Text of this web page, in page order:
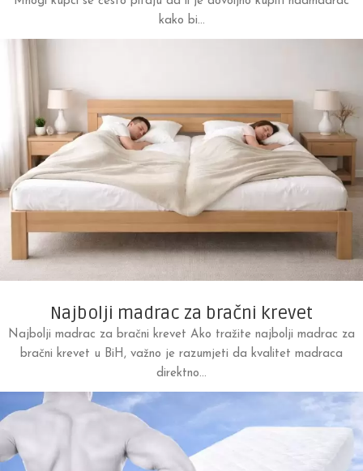
kako bi...
Najbolji madrac za bračni krevet
Najbolji madrac za bračni krevet Ako tražite najbolji madrac za
bračni krevet u BiH, važno je razumjeti da kvalitet madraca
direktno...